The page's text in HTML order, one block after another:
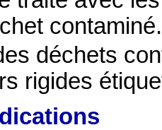
contaminé.
déchets
rigides